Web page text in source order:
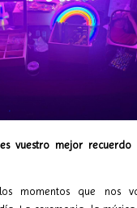
vuestro mejor
los momentos que nos